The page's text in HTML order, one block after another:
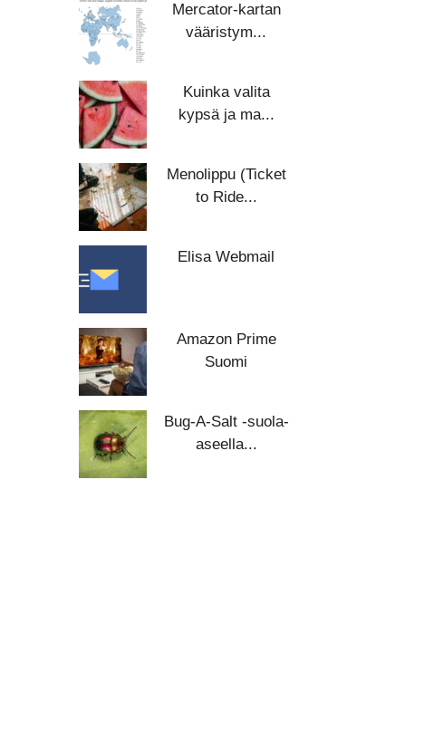
Mercator-kartan
vääristym...
Kuinka valita
kypsä ja ma...
Menolippu (Ticket
to Ride...
Elisa Webmail
Amazon Prime
Suomi
Bug-A-Salt -suola-
aseella...